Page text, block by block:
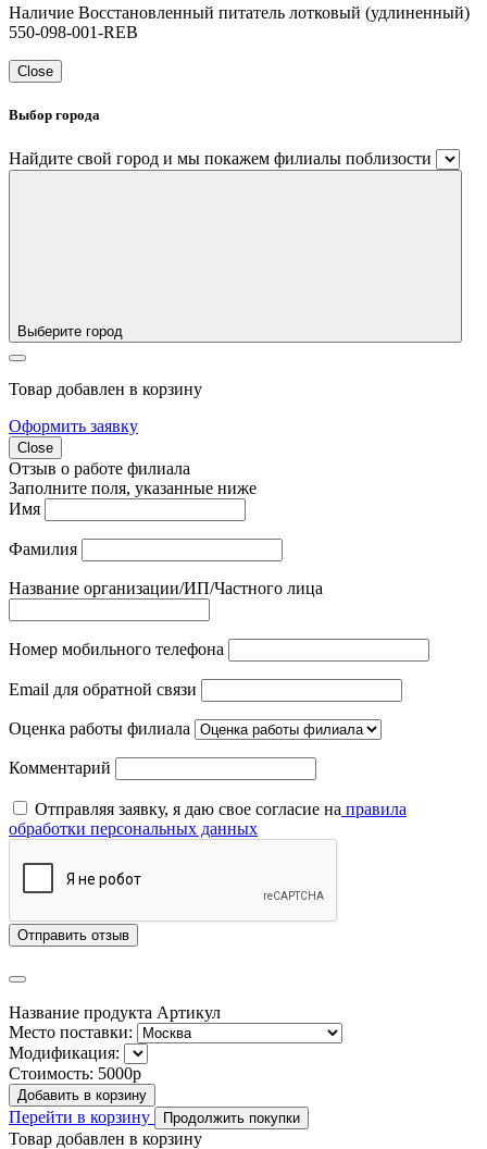
Наличие Восстановленный питатель лотковый (удлиненный)
550-098-001-REB
Close
Выбор города
Найдите свой город и мы покажем филиалы поблизости
Выберите город
Товар добавлен в корзину
Оформить заявку
Close
Отзыв о работе филиала
Заполните поля, указанные ниже
Имя
Фамилия
Название организации/ИП/Частного лица
Номер мобильного телефона
Email для обратной связи
Оценка работы филиала
Комментарий
Отправляя заявку, я даю свое согласие на правила
обработки персональных данных
Отправить отзыв
Название продукта Артикул
Место поставки:
Модификация:
Стоимость: 5000р
Добавить в корзину
Перейти в корзину Продолжить покупки
Товар добавлен в корзину